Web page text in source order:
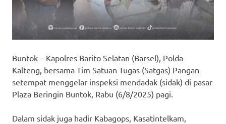
Buntok – Kapolres Barito Selatan (Barsel), Polda
Kalteng, bersama Tim Satuan Tugas (Satgas) Pangan
setempat menggelar inspeksi mendadak (sidak) di pasar
Plaza Beringin Buntok, Rabu (6/8/2025) pagi.
Dalam sidak juga hadir Kabagops, Kasatintelkam,